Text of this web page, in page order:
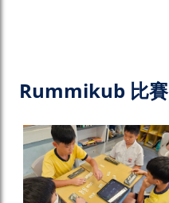
Rummikub 比賽